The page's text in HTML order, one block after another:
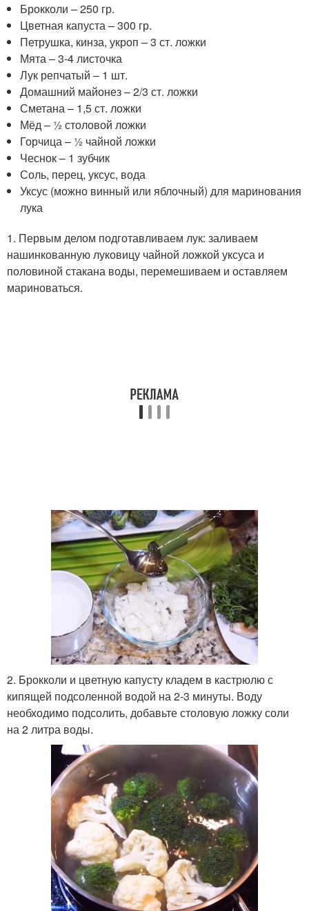
Брокколи – 250 гр.
Цветная капуста – 300 гр.
Петрушка, кинза, укроп – 3 ст. ложки
Мята – 3-4 листочка
Лук репчатый – 1 шт.
Домашний майонез – 2/3 ст. ложки
Сметана – 1,5 ст. ложки
Мёд – ½ столовой ложки
Горчица – ½ чайной ложки
Чеснок – 1 зубчик
Соль, перец, уксус, вода
Уксус (можно винный или яблочный) для маринования
лука
1. Первым делом подготавливаем лук: заливаем
нашинкованную луковицу чайной ложкой уксуса и
половиной стакана воды, перемешиваем и оставляем
мариноваться.
2. Брокколи и цветную капусту кладем в кастрюлю с
кипящей подсоленной водой на 2-3 минуты. Воду
необходимо подсолить, добавьте столовую ложку соли
на 2 литра воды.